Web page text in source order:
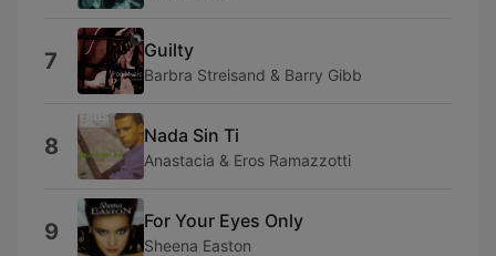
7 Guilty
Barbra Streisand & Barry Gibb
8 Nada Sin Ti
Anastacia & Eros Ramazzotti
9 For Your Eyes Only
Sheena Easton